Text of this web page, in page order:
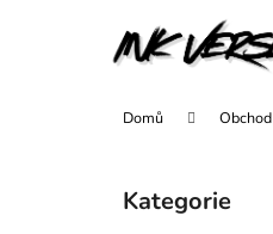
Domů Obchod
Přeskočit
kategorie
Kategorie
Zpět
Zpět